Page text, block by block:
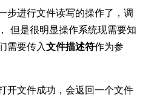
步进行文件读写的操作了，调
但是很明显操作系统现需要知
需要传入文件描述符作为参
开文件成功，会返回一个文件